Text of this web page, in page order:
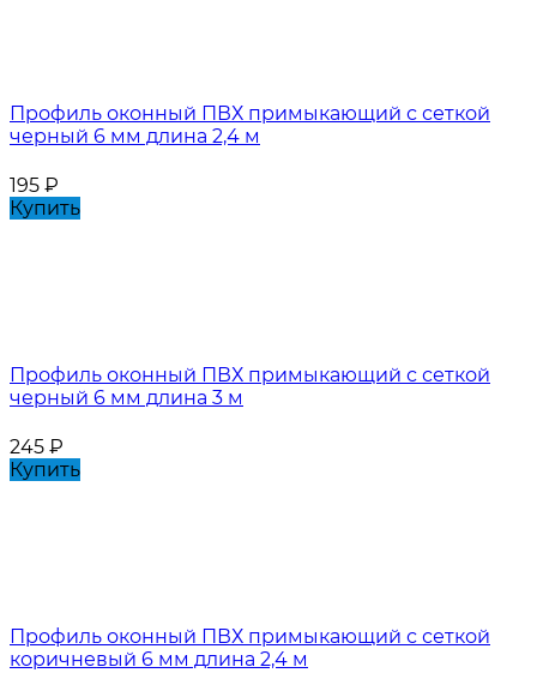
Профиль оконный ПВХ примыкающий с сеткой
черный 6 мм длина 2,4 м
195 ₽
Купить
Профиль оконный ПВХ примыкающий с сеткой
черный 6 мм длина 3 м
245 ₽
Купить
Профиль оконный ПВХ примыкающий с сеткой
коричневый 6 мм длина 2,4 м